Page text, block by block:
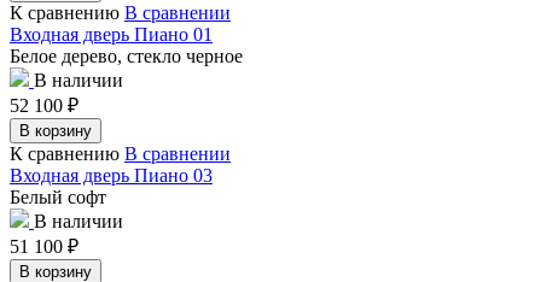
К сравнению В сравнении
Входная дверь Пиано 01
Белое дерево, стекло черное
В наличии
52 100 ₽
В корзину
К сравнению В сравнении
Входная дверь Пиано 03
Белый софт
В наличии
51 100 ₽
В корзину